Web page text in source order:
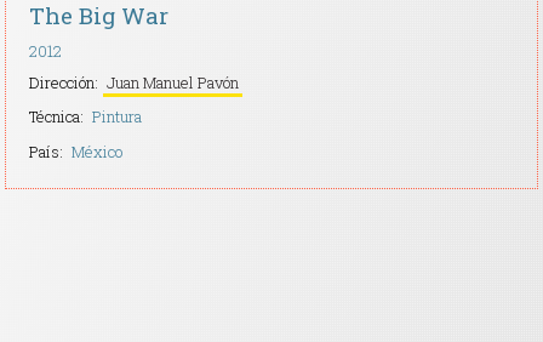
The Big War
2012
Dirección: Juan Manuel Pavón
Técnica: Pintura
País: México